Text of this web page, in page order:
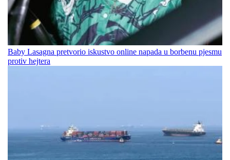
Baby Lasagna pretvorio iskustvo online napada u borbenu pjesmu
protiv hejtera